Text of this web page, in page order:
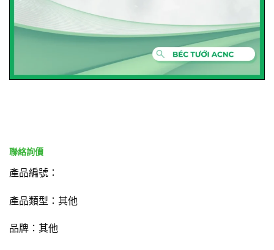
產品編號：
產品類型：其他
品牌：其他